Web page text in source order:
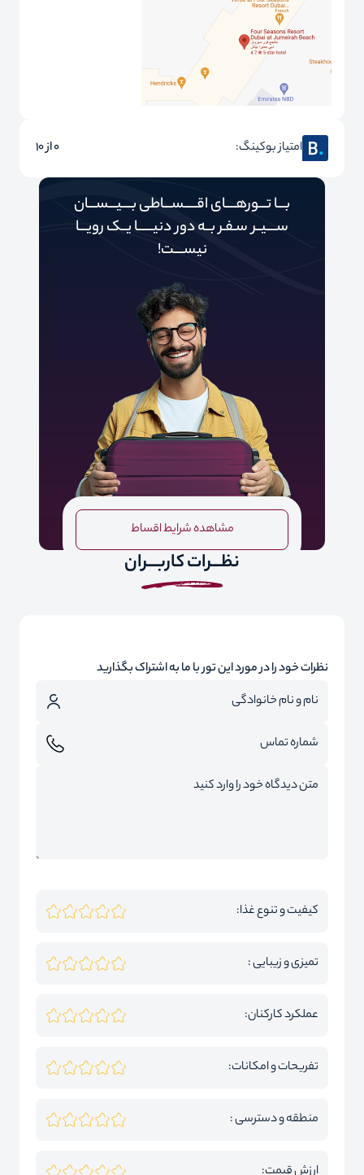
امتیاز بوکینگ: 0 از 10
بـــا تـــورهــــای اقـــــســـاطی بــــیـــســـان
ســــیــر سـفـر بــه دور‌‌‌‌ دنیـــــ‌‌ـا یــک رویـــا
نیســــت!
مشاهده شرایط اقساط
نظـــرات کاربـــران
نظرات خود را در مورد این تور با ما به اشتراک بگذارید
کیفیت و تنوع غذا:
تمیزی و زیبایی :
عملکرد کارکنان:
تفریحات و امکانات:
منطقه و دسترسی :